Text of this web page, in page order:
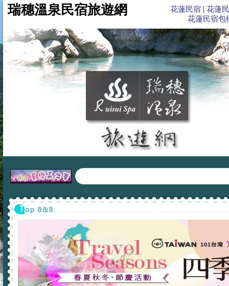
瑞穗溫泉旅遊網,北迴歸線標,舞鶴茶園,秀姑巒溪泛舟,花蓮住宿,花蓮民宿,花蓮旅遊,花
瑞穗溫泉民宿旅遊網 花蓮民宿 | 花蓮
花蓮民宿包